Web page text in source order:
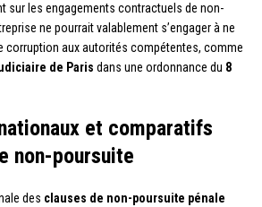
sur les engagements contractuels de non-
ne pourrait valablement s’engager à ne
corruption aux autorités compétentes, comme
de Paris dans une ordonnance du 8
et comparatifs
non-poursuite
des clauses de non-poursuite pénale